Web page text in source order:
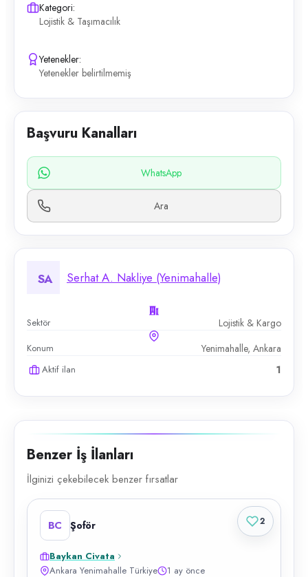
Kategori:
Lojistik & Taşımacılık
Yetenekler:
Yetenekler belirtilmemiş
Başvuru Kanalları
WhatsApp
Ara
SA Serhat A. Nakliye (Yenimahalle)
Sektör Lojistik & Kargo
Konum Yenimahalle, Ankara
Aktif ilan 1
Benzer İş İlanları
İlginizi çekebilecek benzer fırsatlar
BC Şoför
Baykan Civata
Ankara Yenimahalle Türkiye
1 ay önce
2